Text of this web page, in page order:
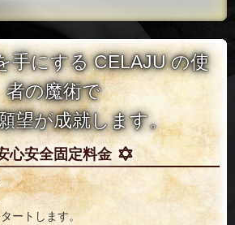
手にする CELAJU の使
者の魔術で
望が成就します。
心安全固定料金
ートします。